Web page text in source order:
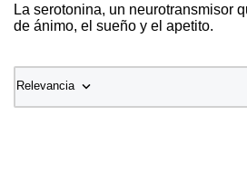
La serotonina, un neurotransmisor
de ánimo, el sueño y el apetito.
Relevancia 